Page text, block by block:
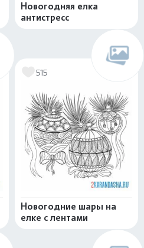
Новогодняя елка
антистресс
515
Новогодние шары на
елке с лентами